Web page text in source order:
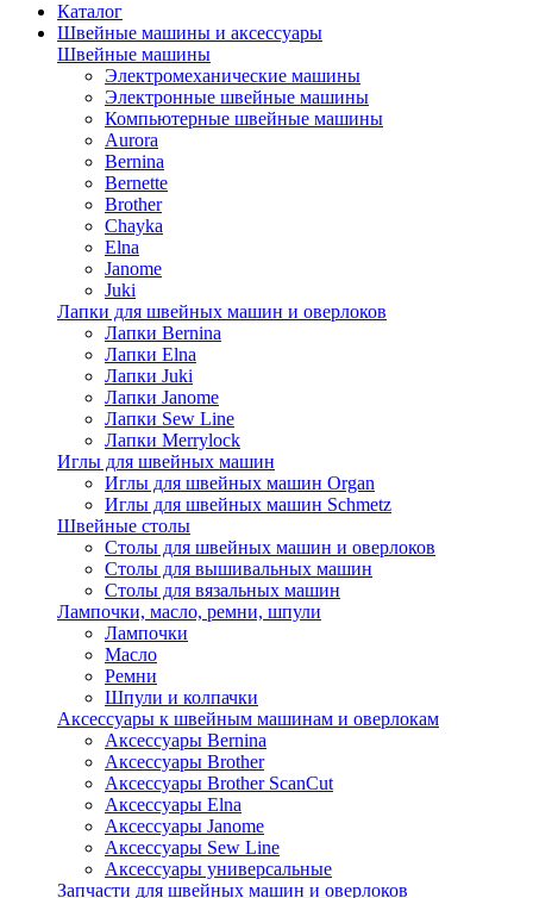
Каталог
Швейные машины и аксессуары
Швейные машины
Электромеханические машины
Электронные швейные машины
Компьютерные швейные машины
Aurora
Bernina
Bernette
Brother
Chayka
Elna
Janome
Juki
Лапки для швейных машин и оверлоков
Лапки Bernina
Лапки Elna
Лапки Juki
Лапки Janome
Лапки Sew Line
Лапки Merrylock
Иглы для швейных машин
Иглы для швейных машин Organ
Иглы для швейных машин Schmetz
Швейные столы
Столы для швейных машин и оверлоков
Столы для вышивальных машин
Столы для вязальных машин
Лампочки, масло, ремни, шпули
Лампочки
Масло
Ремни
Шпули и колпачки
Аксессуары к швейным машинам и оверлокам
Аксессуары Bernina
Аксессуары Brother
Аксессуары Brother ScanCut
Аксессуары Elna
Аксессуары Janome
Аксессуары Sew Line
Аксессуары универсальные
Запчасти для швейных машин и оверлоков